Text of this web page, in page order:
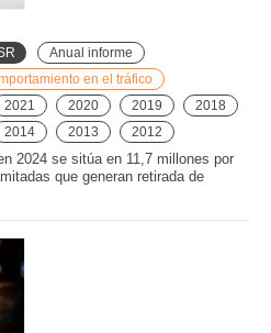
Anual informe
en el tráfico
2021 2020 2019
2018
2014 2013 2012
2024 se sitúa en 11,7 millones por
que generan retirada de